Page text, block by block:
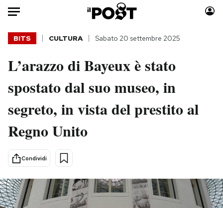
Auto
Italia
Politica
Tecnologia
Internet
Scienza
Cultura
Economia
Sport
Consumismi
Altrecose
Mondiali calcio 2026
BITS CULTURA Sabato 20 settembre 2025
L’arazzo di Bayeux è stato
spostato dal suo museo, in
segreto, in vista del prestito al
Regno Unito
Condividi